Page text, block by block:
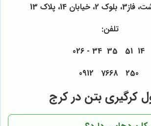
14، پلاک 13
تلفن:
کرگیری بتن در کرج